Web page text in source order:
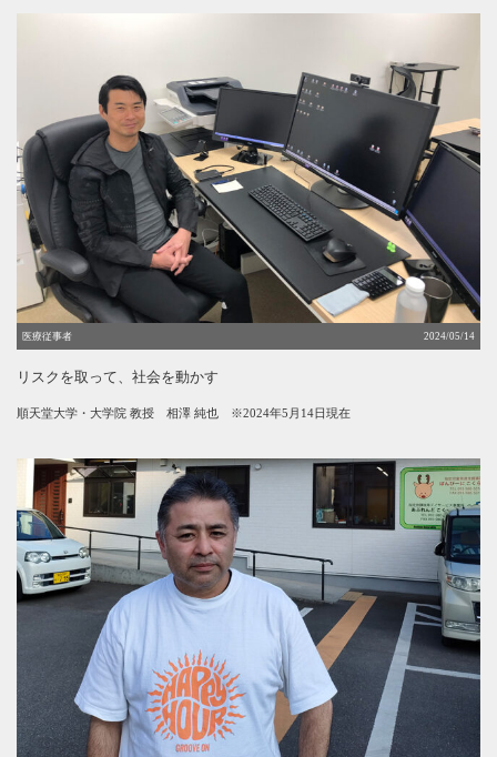
医療従事者 2024/05/14
リスクを取って、社会を動かす
順天堂大学・大学院 教授 相澤 純也 ※2024年5月14日現在